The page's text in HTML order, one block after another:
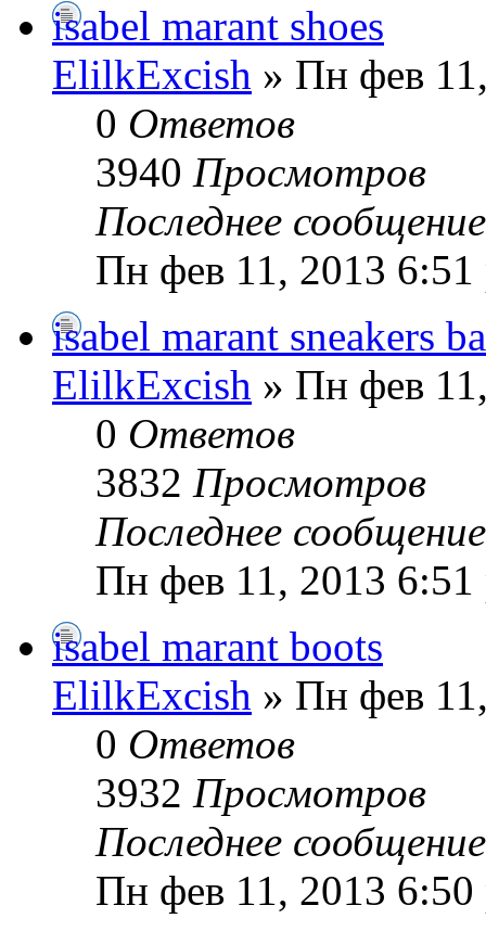
isabel marant shoes
ElilkExcish » Пн фев
0 Ответов
3940 Просмотров
Последнее
Пн фев 11, 2013 6:51
isabel marant sneakers
ElilkExcish » Пн фев
0 Ответов
3832 Просмотров
Последнее
Пн фев 11, 2013 6:51
isabel marant boots
ElilkExcish » Пн фев
0 Ответов
3932 Просмотров
Последнее
Пн фев 11, 2013 6:50